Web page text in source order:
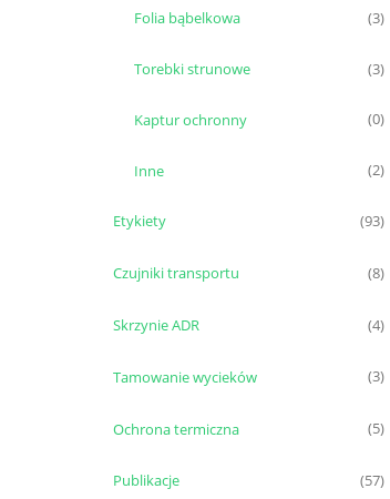
Folia bąbelkowa (3)
Torebki strunowe (3)
Kaptur ochronny (0)
Inne (2)
Etykiety (93)
Czujniki transportu (8)
Skrzynie ADR (4)
Tamowanie wycieków (3)
Ochrona termiczna (5)
Publikacje (57)